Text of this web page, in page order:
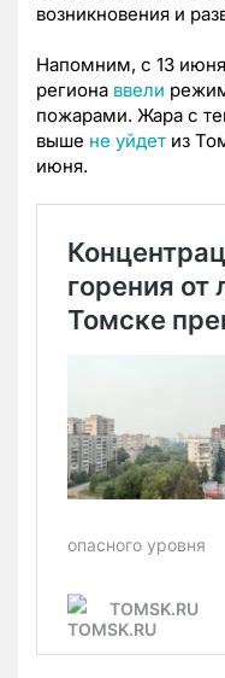
возникновения и
Напомним, с 13
региона ввели
пожарами. Жара с
выше не уйдет из
июня.